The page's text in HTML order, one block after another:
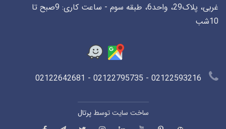
غربی، پلاک29، واحد6، طبقه سوم - ساعت کاری: 9صبح تا
10شب
ساخت سایت توسطپرتال